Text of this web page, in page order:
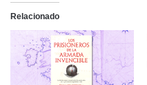
Relacionado